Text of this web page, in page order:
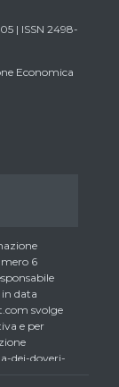
| ISSN 2498-
Economica
6
in data
svolge
e per
dei-doveri-